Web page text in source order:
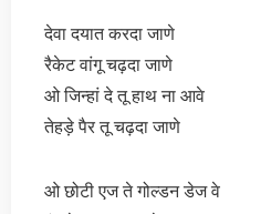
देवा दयात करदा जाणे
रैकेट वांगू चढ़दा जाणे
ओ जिन्हां दे तू हाथ ना आवे
तेहड़े पैर तू चढ़दा जाणे
ओ छोटी एज ते गोल्डन डेज वे